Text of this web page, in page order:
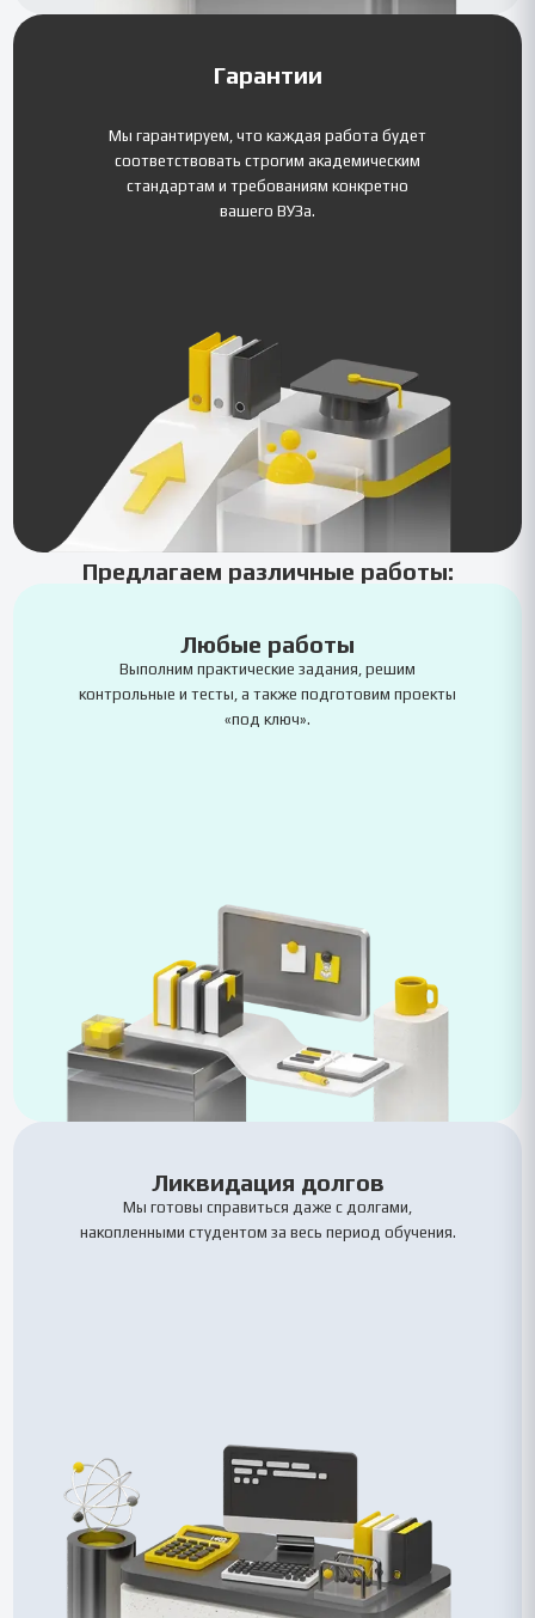
Гарантии
Мы гарантируем, что каждая работа будет
соответствовать строгим академическим
стандартам и требованиям конкретно
вашего ВУЗа.
Предлагаем различные работы:
Любые работы
Выполним практические задания, решим
контрольные и тесты, а также подготовим проекты
«под ключ».
Ликвидация долгов
Мы готовы справиться даже с долгами,
накопленными студентом за весь период обучения.